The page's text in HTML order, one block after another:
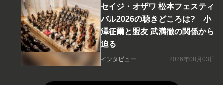
セイジ・オザワ 松本フェスティ
バル2026の聴きどころは? 小
澤征爾と盟友 武満徹の関係から
迫る
インタビュー 2026年08月03日